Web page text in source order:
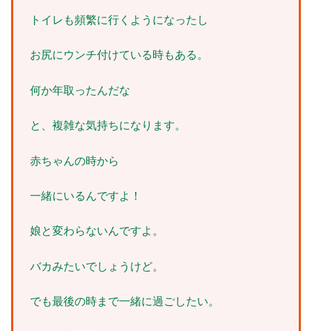
トイレも頻繁に行くようになったし
お尻にウンチ付けている時もある。
何か年取ったんだな
と、複雑な気持ちになります。
赤ちゃんの時から
一緒にいるんですよ！
娘と変わらないんですよ。
バカみたいでしょうけど。
でも最後の時まで一緒に過ごしたい。